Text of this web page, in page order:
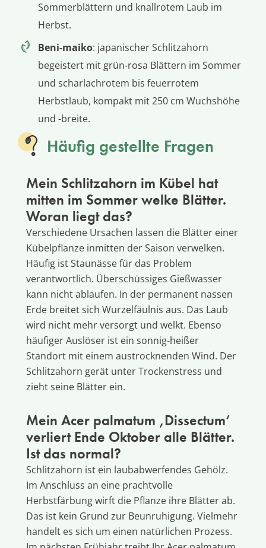
Sommerblättern und knallrotem Laub im
Herbst.
Beni-maiko: japanischer Schlitzahorn
begeistert mit grün-rosa Blättern im Sommer
und scharlachrotem bis feuerrotem
Herbstlaub, kompakt mit 250 cm Wuchshöhe
und -breite.
Häufig gestellte Fragen
Mein Schlitzahorn im Kübel hat
mitten im Sommer welke Blätter.
Woran liegt das?
Verschiedene Ursachen lassen die Blätter einer
Kübelpflanze inmitten der Saison verwelken.
Häufig ist Staunässe für das Problem
verantwortlich. Überschüssiges Gießwasser
kann nicht ablaufen. In der permanent nassen
Erde breitet sich Wurzelfäulnis aus. Das Laub
wird nicht mehr versorgt und welkt. Ebenso
häufiger Auslöser ist ein sonnig-heißer
Standort mit einem austrocknenden Wind. Der
Schlitzahorn gerät unter Trockenstress und
zieht seine Blätter ein.
Mein Acer palmatum ‚Dissectum‘
verliert Ende Oktober alle Blätter.
Ist das normal?
Schlitzahorn ist ein laubabwerfendes Gehölz.
Im Anschluss an eine prachtvolle
Herbstfärbung wirft die Pflanze ihre Blätter ab.
Das ist kein Grund zur Beunruhigung. Vielmehr
handelt es sich um einen natürlichen Prozess.